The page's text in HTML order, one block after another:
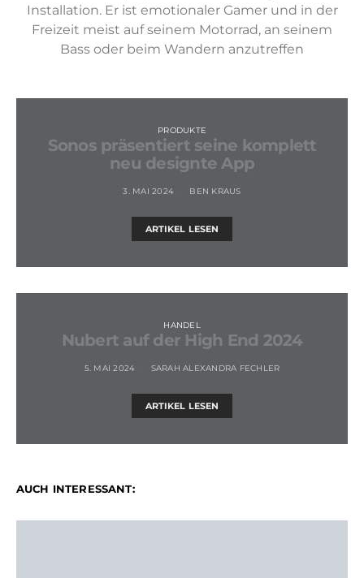
Installation. Er ist emotionaler Gamer und in der
Freizeit meist auf seinem Motorrad, an seinem
Bass oder beim Wandern anzutreffen
PRODUKTE
Sonos präsentiert seine komplett
neu designte App
3. MAI 2024 BEN KRAUS
ARTIKEL LESEN
HANDEL
Nubert auf der High End 2024
5. MAI 2024 SARAH ALEXANDRA FECHLER
ARTIKEL LESEN
AUCH INTERESSANT: